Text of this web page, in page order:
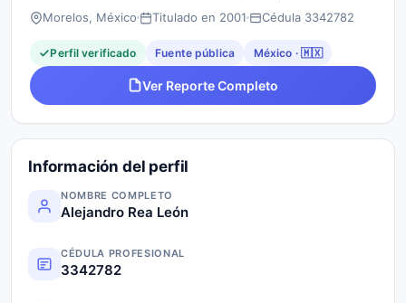
Morelos, México Titulado en 2001 Cédula 3342782
Perfil verificado Fuente pública México · 🇲🇽
Ver Reporte Completo
Información del perfil
NOMBRE COMPLETO
Alejandro Rea León
CÉDULA PROFESIONAL
3342782